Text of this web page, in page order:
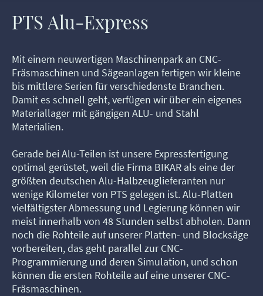
PTS Alu-Express
Mit einem neuwertigen Maschinenpark an CNC-
Fräsmaschinen und Sägeanlagen fertigen wir kleine
bis mittlere Serien für verschiedenste Branchen.
Damit es schnell geht, verfügen wir über ein eigenes
Materiallager mit gängigen ALU- und Stahl
Materialien.
Gerade bei Alu-Teilen ist unsere Expressfertigung
optimal gerüstet, weil die Firma BIKAR als eine der
größten deutschen Alu-Halbzeuglieferanten nur
wenige Kilometer von PTS gelegen ist. Alu-Platten
vielfältigster Abmessung und Legierung können wir
meist innerhalb von 48 Stunden selbst abholen. Dann
noch die Rohteile auf unserer Platten- und Blocksäge
vorbereiten, das geht parallel zur CNC-
Programmierung und deren Simulation, und schon
können die ersten Rohteile auf eine unserer CNC-
Fräsmaschinen.